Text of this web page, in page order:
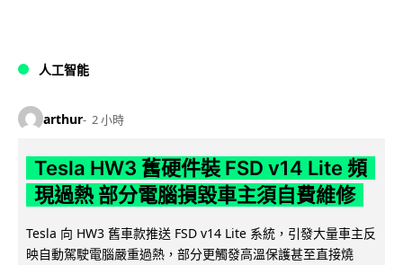
人工智能
arthur 2 小時
Tesla HW3 舊硬件裝 FSD v14 Lite 頻
現過熱 部分電腦損毀車主須自費維修
Tesla 向 HW3 舊車款推送 FSD v14 Lite 系統，引發大量車主反
映自動駕駛電腦嚴重過熱，部分更觸發高溫保護甚至直接燒